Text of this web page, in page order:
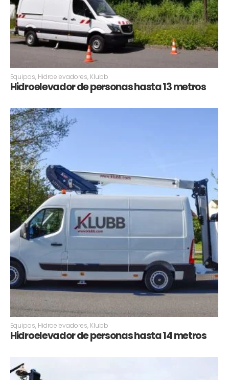
Equipos, Hidroelevadores, Klubb
Hidroelevador de personas hasta 13 metros
Equipos, Hidroelevadores, Klubb
Hidroelevador de personas hasta 14 metros